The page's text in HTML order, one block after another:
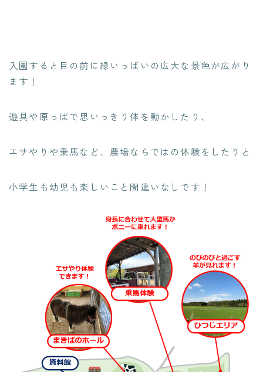
入園すると目の前に緑いっぱいの広大な景色が広がり
ます！
遊具や原っぱで思いっきり体を動かしたり、
エサやりや乗馬など、農場ならではの体験をしたりと
小学生も幼児も楽しいこと間違いなしです！